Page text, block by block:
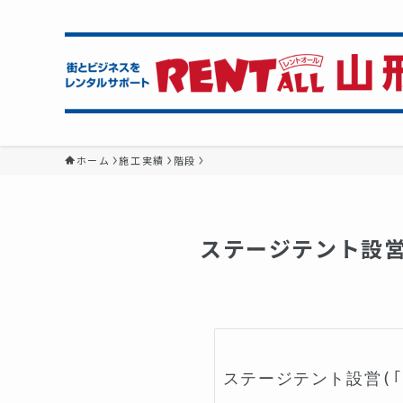
ホーム 施工実績 階段
ステージテント設
ステージテント設営(